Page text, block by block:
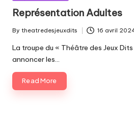
Représentation Adultes
Posted
by
By theatredesjeuxdits 16 avril
La troupe du « Théâtre des Jeux
annoncer les…
Read More